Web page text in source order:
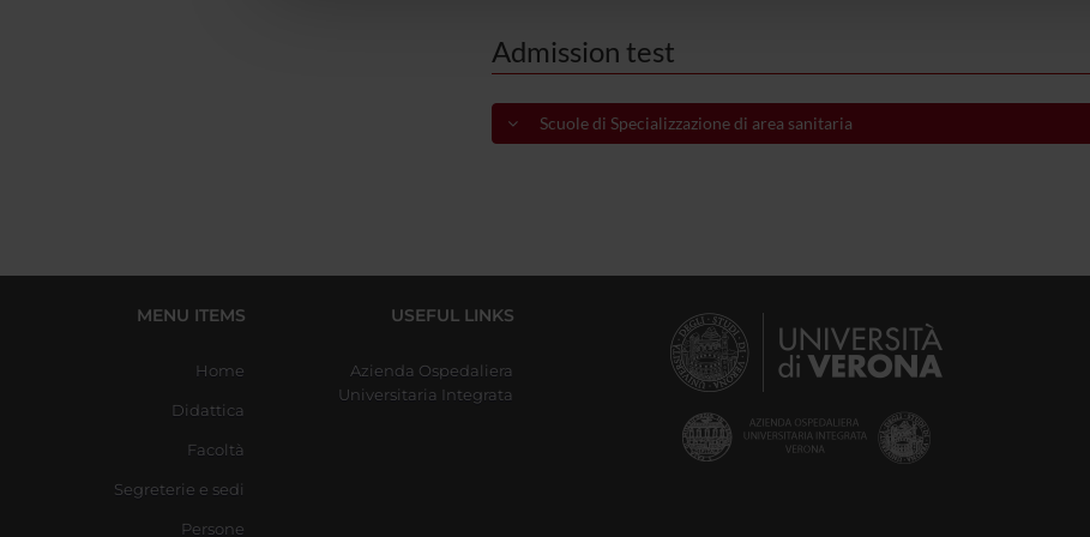
Admission test
Scuole di Specializzazione di area sanitaria
MENU ITEMS
Home
Didattica
Facoltà
Segreterie e sedi
Persone
USEFUL LINKS
Azienda Ospedaliera
Universitaria Integrata